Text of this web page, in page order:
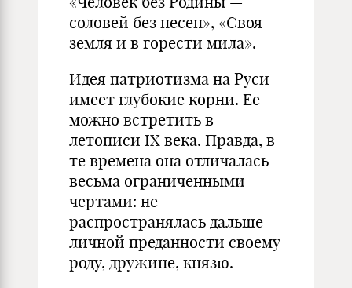
соловей без песен», «Своя
земля и в горести мила».
Идея патриотизма на Руси
имеет глубокие корни. Ее
можно встретить в
летописи IX века. Правда, в
те времена она отличалась
весьма ограниченными
чертами: не
распространялась дальше
личной преданности своему
роду, дружине, князю.